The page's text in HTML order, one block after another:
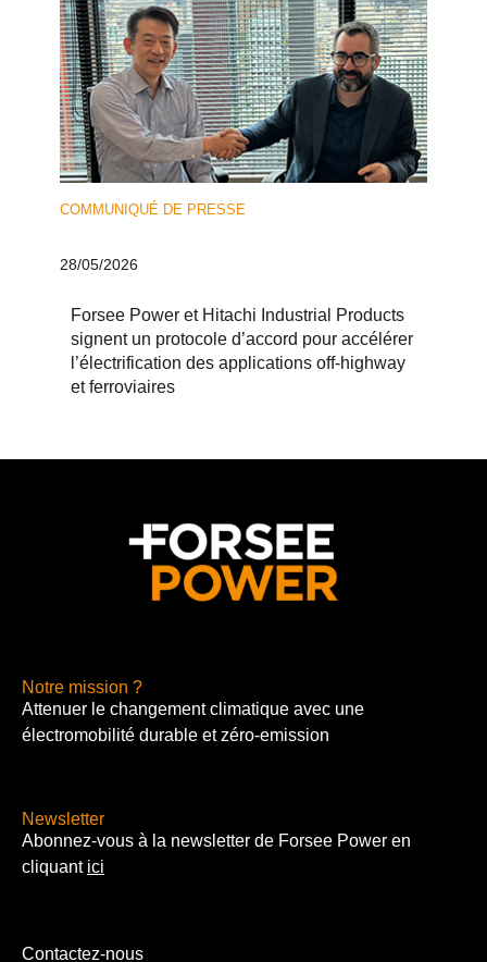
COMMUNIQUÉ DE PRESSE
28/05/2026
Forsee Power et Hitachi Industrial Products
signent un protocole d’accord pour accélérer
l’électrification des applications off-highway
et ferroviaires
Notre mission ?
Attenuer le changement climatique avec une
électromobilité durable et zéro-emission
Newsletter
Abonnez-vous à la newsletter de Forsee Power en
cliquant ici
Contactez-nous